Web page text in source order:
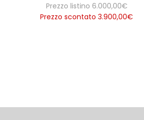
Prezzo listino 6.000,00€
Prezzo scontato 3.900,00€